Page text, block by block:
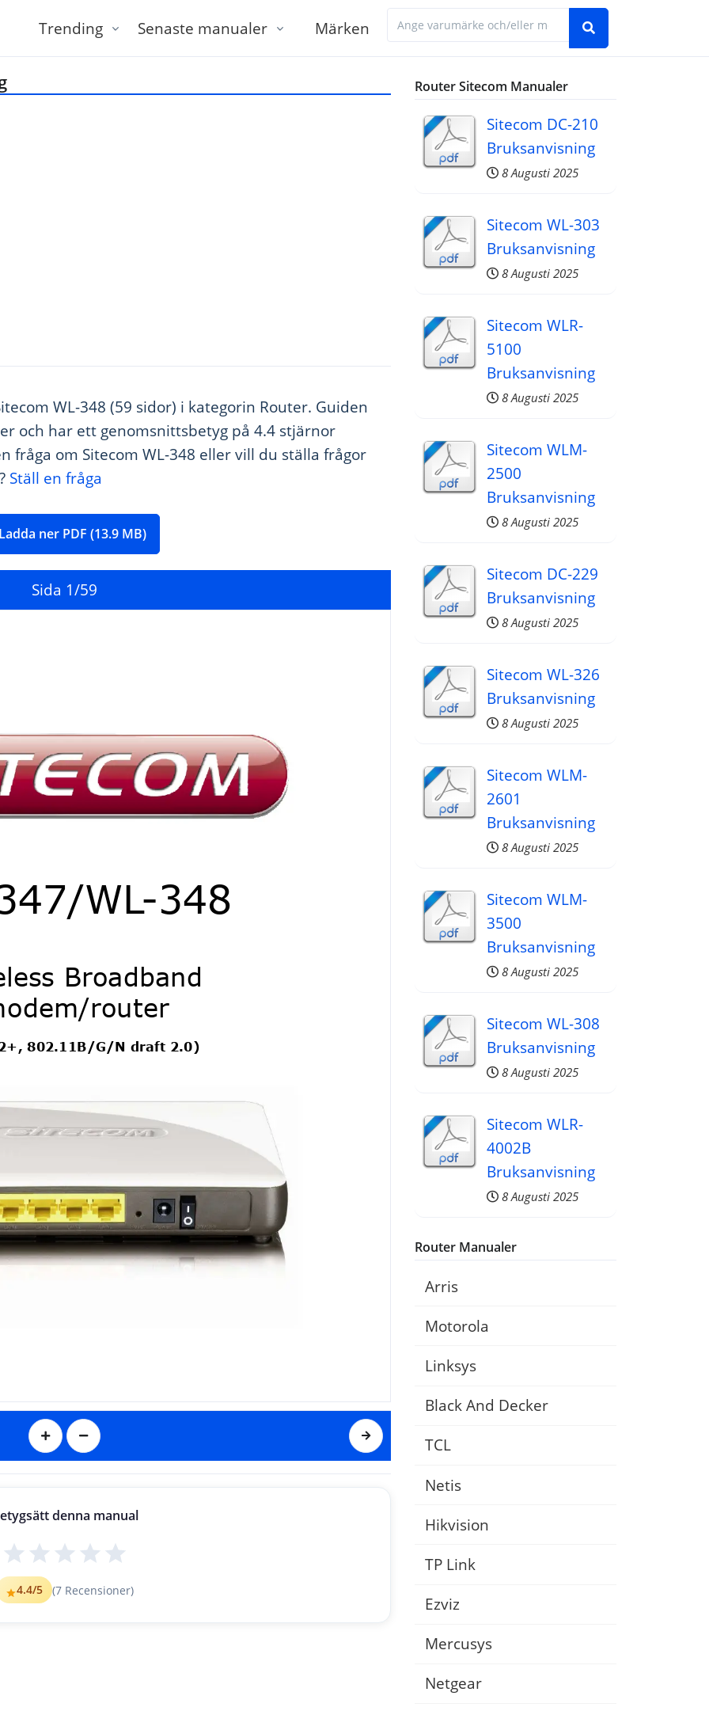
Trending Senaste manualer
Märken
Hitta den manual du behöver genom att
WL-348 (59 sidor) i kategorin Router. Guiden
och har ett genomsnittsbetyg på 4.4 stjärnor
fråga om Sitecom WL-348 eller vill du ställa frågor
Ställ en fråga
ner PDF (13.9 MB)
Sida 1/59
WL-348
Broadband
router
802.11B/G/N draft 2.0)
denna manual
4.4/5 (7Recensioner)
Router Sitecom Manualer
Sitecom DC-210
Bruksanvisning
8 Augusti 2025
Sitecom WL-303
Bruksanvisning
8 Augusti 2025
Sitecom WLR-
5100
Bruksanvisning
8 Augusti 2025
Sitecom WLM-
2500
Bruksanvisning
8 Augusti 2025
Sitecom DC-229
Bruksanvisning
8 Augusti 2025
Sitecom WL-326
Bruksanvisning
8 Augusti 2025
Sitecom WLM-
2601
Bruksanvisning
8 Augusti 2025
Sitecom WLM-
3500
Bruksanvisning
8 Augusti 2025
Sitecom WL-308
Bruksanvisning
8 Augusti 2025
Sitecom WLR-
4002B
Bruksanvisning
8 Augusti 2025
Router Manualer
Arris
Motorola
Linksys
Black And Decker
TCL
Netis
Hikvision
TP Link
Ezviz
Mercusys
Netgear